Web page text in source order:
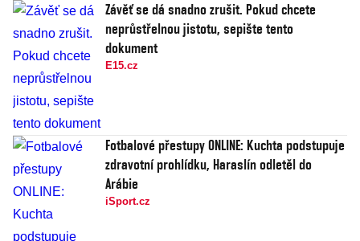
Závěť se dá snadno zrušit. Pokud chcete
neprůstřelnou jistotu, sepište tento
dokument
E15.cz
Fotbalové přestupy ONLINE: Kuchta podstupuje
zdravotní prohlídku, Haraslín odletěl do
Arábie
iSport.cz